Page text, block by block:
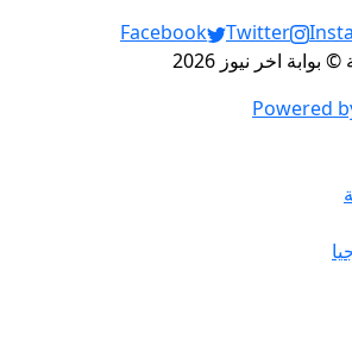
Facebook Twitter
اخر نيوز 2026
Powered